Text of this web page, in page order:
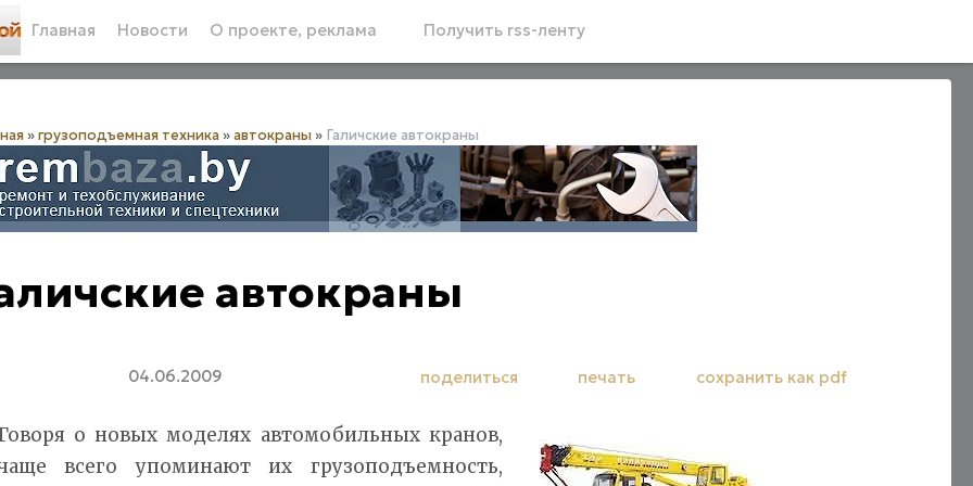
Главная Новости О проекте, реклама Получить rss-ленту
»грузоподъемная техника »автокраны » Галичские автокраны
автокраны
04.06.2009 поделиться печать сохранить как pdf
о новых моделях автомобильных кранов,
всего упоминают их грузоподъемность,